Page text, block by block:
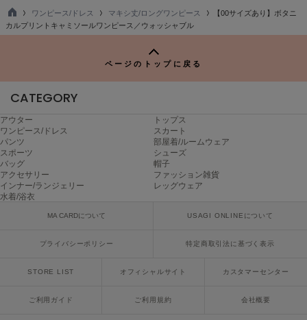
poláura
ポローラ
Reebok
リーボック
SALOMON
サロモン
セサミストリートマーケット
SHAKA
TO
P
ワンピース/ドレス マキシ丈/ロングワンピース
【00サイズあり】ボタニ
カルプリントキャミソールワンピース／ウォッシャブル
ページのトップに戻る
CATEGORY
アウター
トップス
ワンピース/ドレス
スカート
パンツ
部屋着/ルームウェア
スポーツ
シューズ
バッグ
帽子
アクセサリー
ファッション雑貨
インナー/ランジェリー
レッグウェア
水着/浴衣
MA CARDについて USAGI ONLINEについて
プライバシーポリシー 特定商取引法に基づく表示
STORE LIST オフィシャルサイト カスタマーセンター
ご利用ガイド ご利用規約 会社概要